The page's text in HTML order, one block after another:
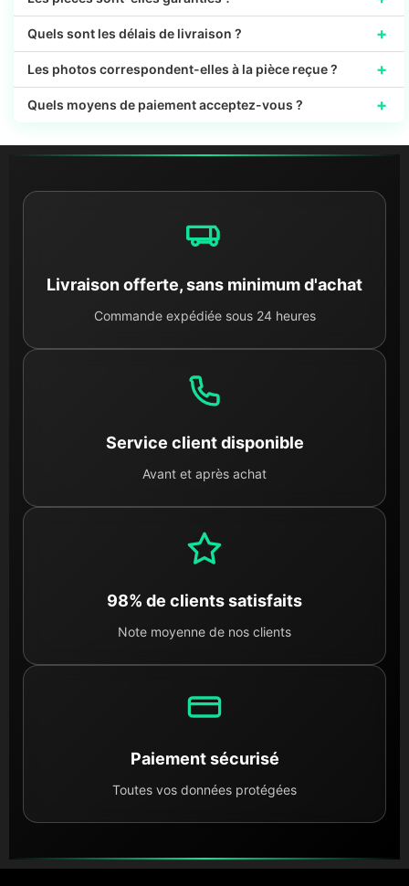
Quels sont les délais de livraison ? +
Les photos correspondent-elles à la pièce reçue ? +
Quels moyens de paiement acceptez-vous ? +
Livraison offerte, sans minimum d'achat
Commande expédiée sous 24 heures
Service client disponible
Avant et après achat
98% de clients satisfaits
Note moyenne de nos clients
Paiement sécurisé
Toutes vos données protégées